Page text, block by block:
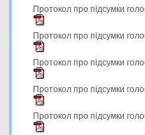
Протокол про підсумки
Протокол про підсумки
Протокол про підсумки
Протокол про підсумки
Протокол про підсумки